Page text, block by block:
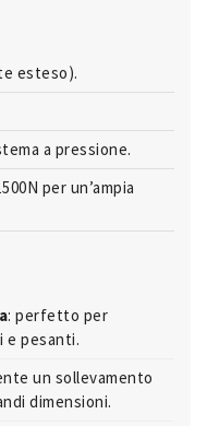
esteso).
a pressione.
per un’ampia
: perfetto per
e pesanti.
un sollevamento
dimensioni.